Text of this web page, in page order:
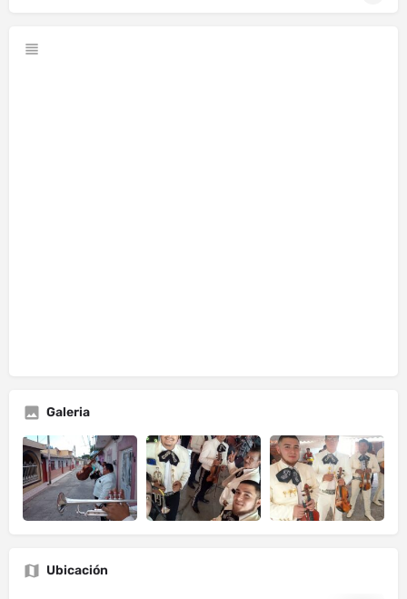
Galeria
Ubicación